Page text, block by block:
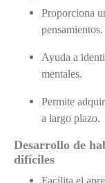
Proporciona
pensamientos.
Ayuda a
mentales.
Permite
a largo plazo.
Desarrollo de
difíciles
Facilita el